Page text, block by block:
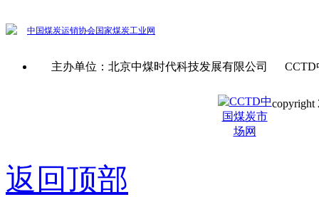
中国煤炭运销协会国家煤炭工业网
主办单位：北京中煤时代科技发展有限公司
copyright
返回顶部